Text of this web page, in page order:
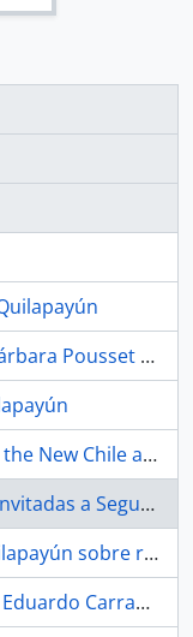
254 - Envío de fotografías de Bárbara Pousset a Quilapayún
256 - Invitación de Institute for the New Chile a Eduardo Carrasco a dictar un curso en la Tercera Escuela Internacional de Verano
257 - Listado de delegaciones invitadas a Segundo Festival de la Nueva Canción Latinoamericana
258 - Consulta de Andrés a Quilapayún sobre recepción de cheque
259 - Comentarios de Julio B. a Eduardo Carrasco sobre poesía